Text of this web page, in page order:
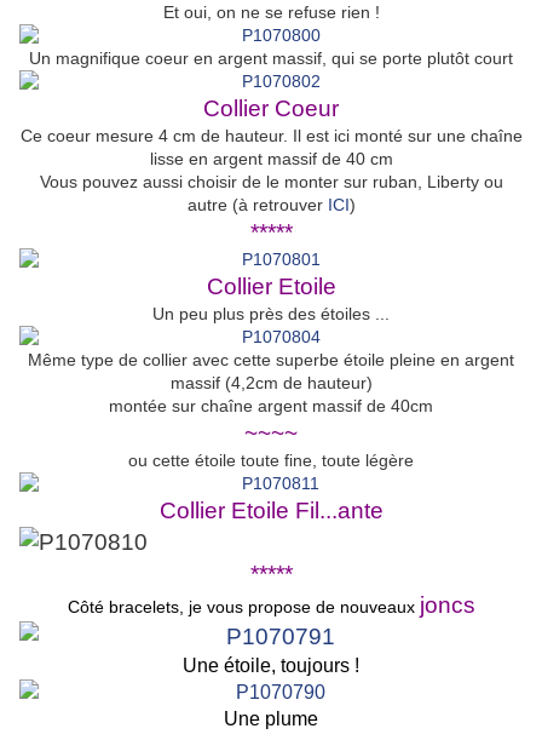
Et oui, on ne se refuse rien !
Un magnifique coeur en argent massif, qui se porte plutôt court
Collier Coeur
Ce coeur mesure 4 cm de hauteur. Il est ici monté sur une chaîne
lisse en argent massif de 40 cm
Vous pouvez aussi choisir de le monter sur ruban, Liberty ou
autre (à retrouver ICI)
*****
Collier Etoile
Un peu plus près des étoiles ...
Même type de collier avec cette superbe étoile pleine en argent
massif (4,2cm de hauteur)
montée sur chaîne argent massif de 40cm
~~~~
ou cette étoile toute fine, toute légère
Collier Etoile Fil...ante
*****
Côté bracelets, je vous propose de nouveaux joncs
Une étoile, toujours !
Une plume